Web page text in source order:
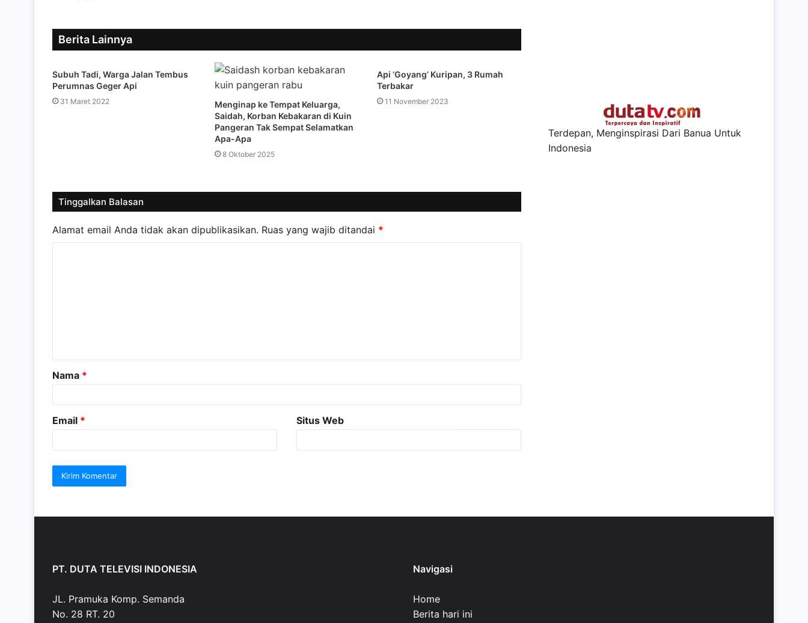
Berita Lainnya
Subuh Tadi, Warga Jalan Tembus
Perumnas Geger Api
31 Maret 2022
Menginap ke Tempat Keluarga,
Saidah, Korban Kebakaran di Kuin
Pangeran Tak Sempat Selamatkan
Apa-Apa
8 Oktober 2025
Api ‘Goyang’ Kuripan, 3 Rumah
Terbakar
11 November 2023
Tinggalkan Balasan
Alamat email Anda tidak akan dipublikasikan. Ruas yang wajib ditandai *
a
r
Nama *
Email * Situs Web
Terdepan, Menginspirasi Dari Banua Untuk
Indonesia
PT. DUTA TELEVISI INDONESIA
JL. Pramuka Komp. Semanda
No. 28 RT. 20
Navigasi
Home
Berita hari ini